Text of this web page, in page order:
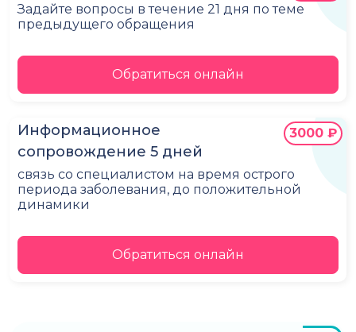
Задайте вопросы в течение 21 дня по теме
предыдущего обращения
Обратиться онлайн
Информационное
сопровождение 5 дней
связь со специалистом на время острого
периода заболевания, до положительной
динамики
3000 ₽
Обратиться онлайн